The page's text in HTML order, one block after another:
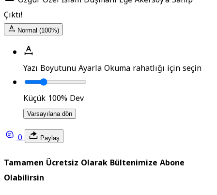
Çıktı!
Normal (100%)
Yazı Boyutunu AyarlaOkuma rahatlığı için seçin
Küçük 100%Dev
Varsayılana dön
0 Paylaş
Tamamen Ücretsiz Olarak Bültenimize Abone
Olabilirsin